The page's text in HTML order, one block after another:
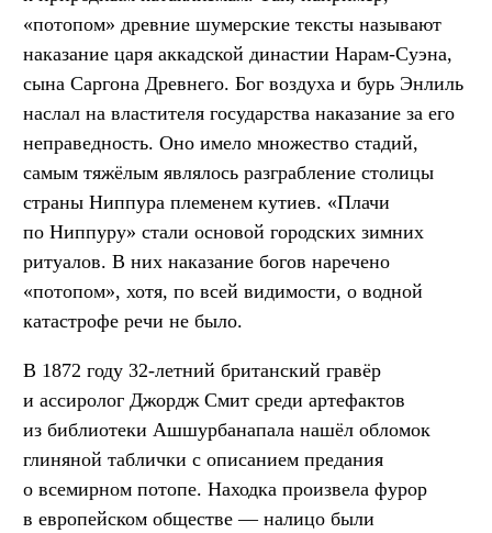
«потопом» древние шумерские тексты называют
наказание царя аккадской династии Нарам-Суэна,
сына Саргона Древнего. Бог воздуха и бурь Энлиль
наслал на властителя государства наказание за его
неправедность. Оно имело множество стадий,
самым тяжёлым являлось разграбление столицы
страны Ниппура племенем кутиев. «Плачи
по Ниппуру» стали основой городских зимних
ритуалов. В них наказание богов наречено
«потопом», хотя, по всей видимости, о водной
катастрофе речи не было.
В 1872 году 32-летний британский гравёр
и ассиролог Джордж Смит среди артефактов
из библиотеки Ашшурбанапала нашёл обломок
глиняной таблички с описанием предания
о всемирном потопе. Находка произвела фурор
в европейском обществе — налицо были